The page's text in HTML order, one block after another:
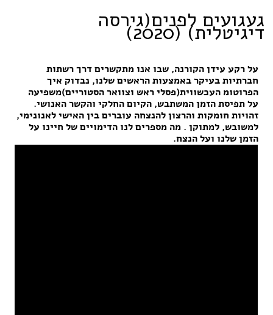
קשר
געגועים לפנים(גירסה
דיגיטלית) (2020)
על רקע עידן הקורנה, שבו אנו מתקשרים דרך רשתות
חברתיות בעיקר באמצעות הראשים שלנו, נבדוק איך
הפרוטומ העכשווית(פסלי ראש וצוואר הסטוריים)משפיעה
על תפיסת הזמן המשתבש, הקיום החלקי והקשר האנושי.
זהויות חומקות והרצון להנצחה עוברים בין האישי לאנונימי,
למשובש, למתוקן . מה מספרים לנו הדימויים של חיינו על
הזמן שלנו ועל הנצח.